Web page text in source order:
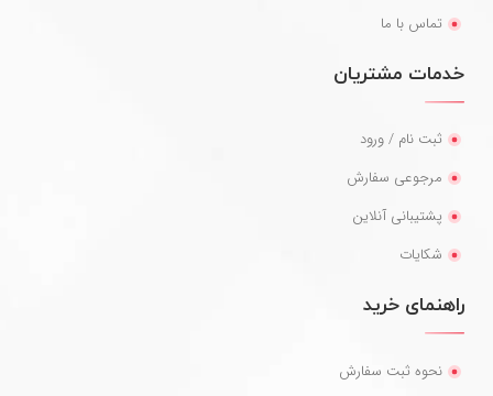
تماس با ما
خدمات مشتریان
ثبت نام / ورود
مرجوعی سفارش
پشتیبانی آنلاین
شکایات
راهنمای خرید
نحوه ثبت سفارش